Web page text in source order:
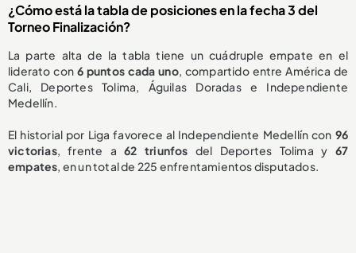
¿Cómo está la tabla de posiciones en la fecha 3 del
Torneo Finalización?
La parte alta de la tabla tiene un cuádruple empate en el
liderato con 6 puntos cada uno, compartido entre América de
Cali, Deportes Tolima, Águilas Doradas e Independiente
Medellín.
El historial por Liga favorece al Independiente Medellín con 96
victorias, frente a62 triunfos del Deportes Tolima y 67
empates, en un total de 225 enfrentamientos disputados.